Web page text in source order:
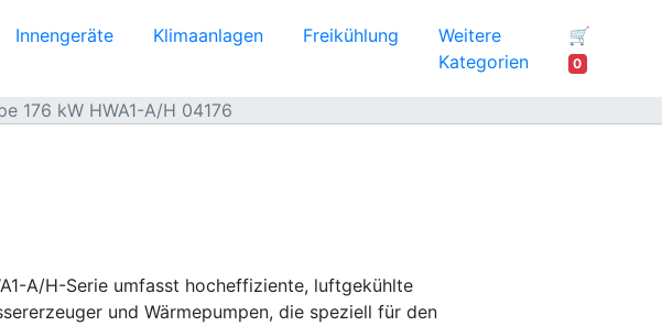
Innengeräte Klimaanlagen Freikühlung
Weitere
Kategorien
🛒
0
176 kW HWA1-A/H 04176
A/H-Serie umfasst hocheffiziente, luftgekühlte
und Wärmepumpen, die speziell für den